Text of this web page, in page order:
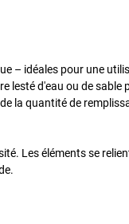
– idéales pour une
lesté d'eau ou de sable
la quantité de
Les éléments se